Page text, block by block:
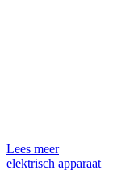
Lees meer
elektrisch apparaat